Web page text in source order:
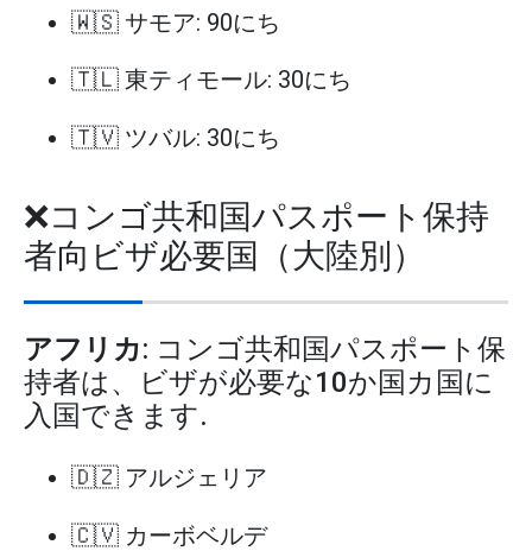
🇼🇸 サモア: 90にち
🇹🇱 東ティモール: 30にち
🇹🇻 ツバル: 30にち
❌コンゴ共和国パスポート保持
者向ビザ必要国（大陸別）
アフリカ: コンゴ共和国パスポート保
持者は、ビザが必要な10か国カ国に
入国できます.
🇩🇿 アルジェリア
🇨🇻 カーボベルデ